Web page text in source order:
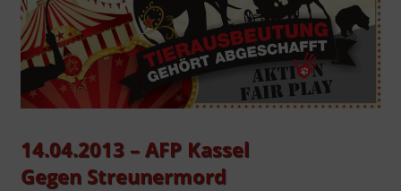
14.04.2013 – AFP Kassel
Gegen Streunermord